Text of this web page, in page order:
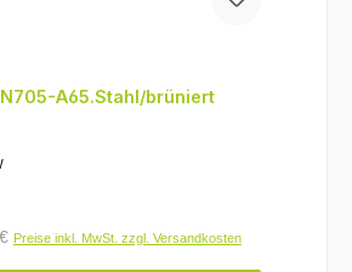
A65.Stahl/brüniert
Preise inkl. MwSt. zzgl. Versandkosten